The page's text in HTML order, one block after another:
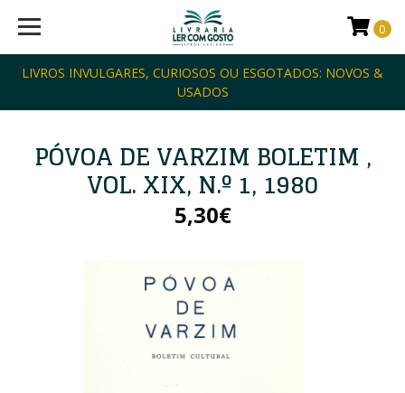
LIVROS INVULGARES, CURIOSOS OU ESGOTADOS: NOVOS &
USADOS
0
PÓVOA DE VARZIM BOLETIM ,
VOL. XIX, N.º 1, 1980
5,30€